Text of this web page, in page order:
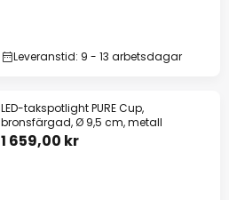
Leveranstid: 9 - 13 arbetsdagar
LED-takspotlight PURE Cup,
bronsfärgad, Ø 9,5 cm, metall
1 659,00 kr